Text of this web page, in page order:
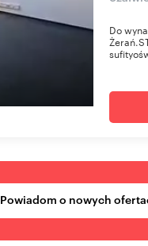
Do
Powiadom o nowych